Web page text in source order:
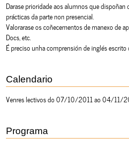
Darase prioridade aos alumnos que dispoñan
prácticas da parte non presencial.
Valorarase os coñecementos de manexo de
Docs, etc.
É preciso unha comprensión de inglés escrito
Calendario
Venres lectivos do 07/10/2011 ao 04/11/
Programa